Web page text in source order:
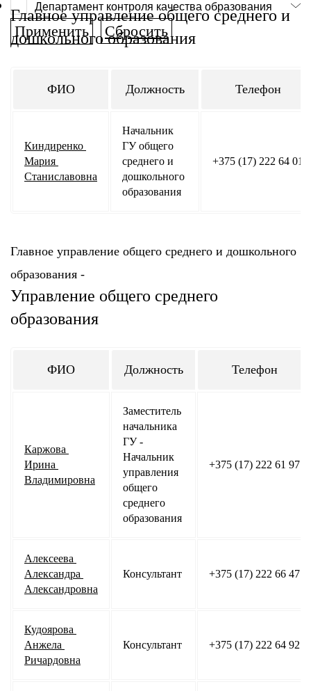
Департамент контроля качества образования
Сбросить
Главное управление общего среднего и
дошкольного образования
ФИО Должность Телефон
Киндиренко
Мария
Станиславовна
Начальник
ГУ общего
среднего и
дошкольного
образования
+375 (17) 222 64 01
Главное управление общего среднего и дошкольного
образования -
Управление общего среднего
образования
ФИО Должность Телефон
Каржова
Ирина
Владимировна
Заместитель
начальника
ГУ -
Начальник
управления
общего
среднего
образования
+375 (17) 222 61 97
Алексеева
Александра
Александровна
Консультант +375 (17) 222 66 47
Кудоярова
Анжела
Ричардовна
Консультант +375 (17) 222 64 92